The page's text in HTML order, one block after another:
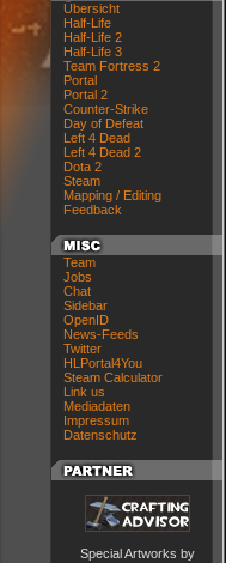
Übersicht
Half-Life
Half-Life 2
Half-Life 3
Team Fortress 2
Portal
Portal 2
Counter-Strike
Day of Defeat
Left 4 Dead
Left 4 Dead 2
Dota 2
Steam
Mapping / Editing
Feedback
Team
Jobs
Chat
Sidebar
OpenID
News-Feeds
Twitter
HLPortal4You
Steam Calculator
Link us
Mediadaten
Impressum
Datenschutz
Special Artworks by